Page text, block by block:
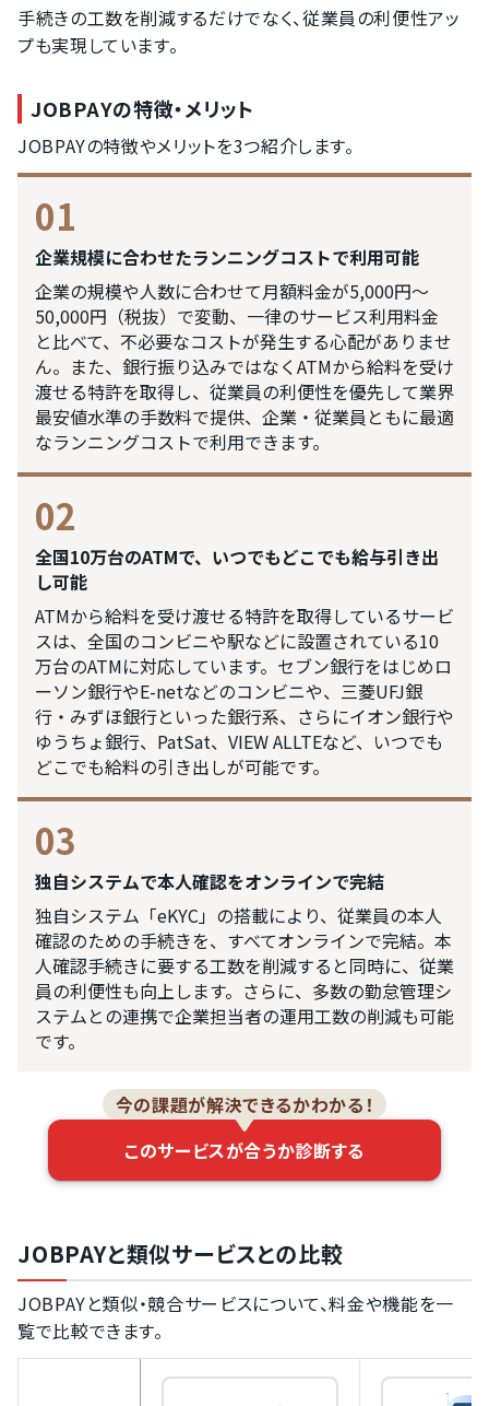
手続きの工数を削減するだけでなく、従業員の利便性アッ
プも実現しています。
JOBPAYの特徴・メリット
JOBPAYの特徴やメリットを3つ紹介します。
01
企業規模に合わせたランニングコストで利用可能
企業の規模や人数に合わせて月額料金が5,000円～
50,000円（税抜）で変動、一律のサービス利用料金
と比べて、不必要なコストが発生する心配がありませ
ん。また、銀行振り込みではなくATMから給料を受け
渡せる特許を取得し、従業員の利便性を優先して業界
最安値水準の手数料で提供、企業・従業員ともに最適
なランニングコストで利用できます。
02
全国10万台のATMで、いつでもどこでも給与引き出
し可能
ATMから給料を受け渡せる特許を取得しているサービ
スは、全国のコンビニや駅などに設置されている10
万台のATMに対応しています。セブン銀行をはじめロ
ーソン銀行やE-netなどのコンビニや、三菱UFJ銀
行・みずほ銀行といった銀行系、さらにイオン銀行や
ゆうちょ銀行、PatSat、VIEW ALLTEなど、いつでも
どこでも給料の引き出しが可能です。
03
独自システムで本人確認をオンラインで完結
独自システム「eKYC」の搭載により、従業員の本人
確認のための手続きを、すべてオンラインで完結。本
人確認手続きに要する工数を削減すると同時に、従業
員の利便性も向上します。さらに、多数の勤怠管理シ
ステムとの連携で企業担当者の運用工数の削減も可能
です。
今の課題が解決できるかわかる！
このサービスが合うか診断する
JOBPAYと類似サービスとの比較
JOBPAYと類似・競合サービスについて、料金や機能を一
覧で比較できます。